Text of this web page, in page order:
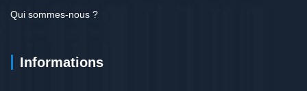
Qui sommes-nous ?
Informations